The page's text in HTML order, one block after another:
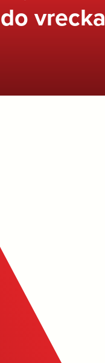
vrecka